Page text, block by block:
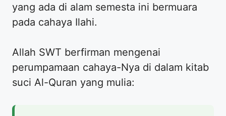
yang ada di alam semesta ini bermuara
pada cahaya Ilahi.
Allah SWT berfirman mengenai
perumpamaan cahaya-Nya di dalam kitab
suci Al-Quran yang mulia: